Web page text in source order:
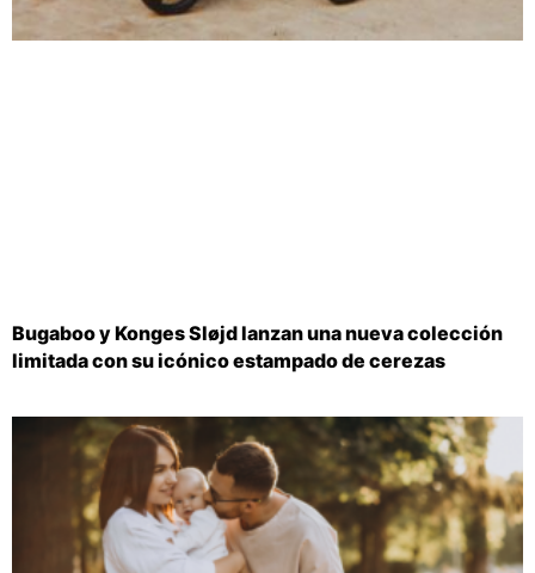
Bugaboo y Konges Sløjd lanzan una nueva colección
limitada con su icónico estampado de cerezas